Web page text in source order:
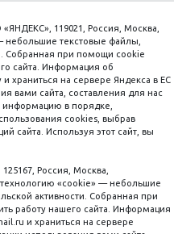
пл. Соляная, 6, стр. 16
8 (3822) 60-70-30
8 (3822) 22-77-68
119021, Россия, Москва,
небольшие текстовые файлы,
Собранная при помощи cookie
сайта. Информация об
храниться на сервере Яндекса в ЕС
вами сайта, составления для нас
информацию в порядке,
cookies, выбрав
сайта. Используя этот сайт, вы
Россия, Москва,
технологию «cookie» — небольшие
активности. Собранная при
работу нашего сайта. Информация
и храниться на сервере